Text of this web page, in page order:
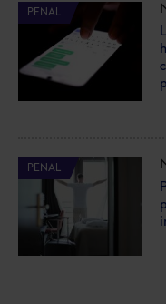
PENAL
PENAL